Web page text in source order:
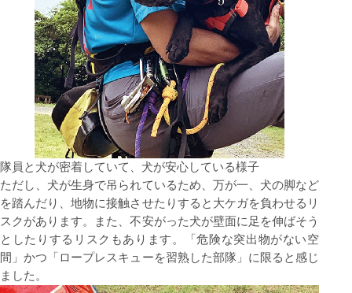
隊員と⽝が密着していて、⽝が安⼼している様⼦
ただし、⽝が⽣⾝で吊られているため、万が⼀、⽝の脚など
を踏んだり、地物に接触させたりすると⼤ケガを負わせるリ
スクがあります。また、不安がった⽝が壁⾯に⾜を伸ばそう
としたりするリスクもあります。「危険な突出物がない空
間」かつ「ロープレスキューを習熟した部隊」に限ると感じ
ました。